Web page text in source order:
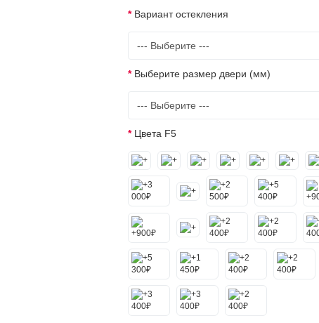
Вариант остекления
Выберите размер двери (мм)
Цвета F5